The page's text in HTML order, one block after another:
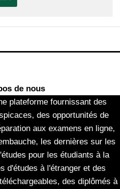
de nous
plateforme fournissant des
des opportunités de
aux examens en ligne,
les dernières sur les
pour les étudiants à la
d'études à l'étranger et des
des diplômés à